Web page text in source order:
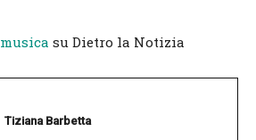
musica su Dietro la Notizia
Tiziana Barbetta